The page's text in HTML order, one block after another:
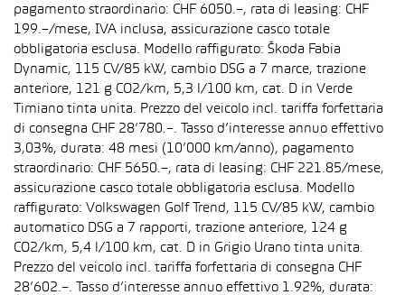
pagamento straordinario: CHF 6050.–, rata di leasing: CHF
199.–/mese, IVA inclusa, assicurazione casco totale
obbligatoria esclusa. Modello raffigurato: Škoda Fabia
Dynamic, 115 CV/85 kW, cambio DSG a 7 marce, trazione
anteriore, 121 g CO2/km, 5,3 l/100 km, cat. D in Verde
Timiano tinta unita. Prezzo del veicolo incl. tariffa forfettaria
di consegna CHF 28’780.–. Tasso d’interesse annuo effettivo
3,03%, durata: 48 mesi (10’000 km/anno), pagamento
straordinario: CHF 5650.–, rata di leasing: CHF 221.85/mese,
assicurazione casco totale obbligatoria esclusa. Modello
raffigurato: Volkswagen Golf Trend, 115 CV/85 kW, cambio
automatico DSG a 7 rapporti, trazione anteriore, 124 g
CO2/km, 5,4 l/100 km, cat. D in Grigio Urano tinta unita.
Prezzo del veicolo incl. tariffa forfettaria di consegna CHF
28’602.–. Tasso d’interesse annuo effettivo 1.92%, durata: